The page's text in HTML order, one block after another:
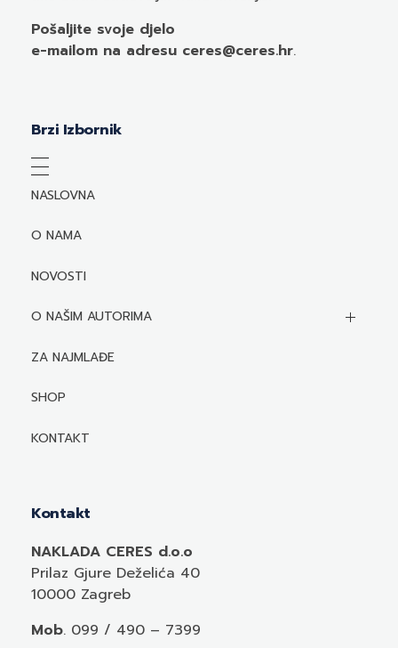
Pošaljite svoje djelo
e-mailom na adresu ceres@ceres.hr.
Brzi Izbornik
NASLOVNA
O NAMA
NOVOSTI
O NAŠIM AUTORIMA
Biografije autora
Mediji o autorima i njihovim naslovima
ZA NAJMLAĐE
SHOP
KONTAKT
Kontakt
NAKLADA CERES d.o.o
Prilaz Gjure Deželića 40
10000 Zagreb
Mob. 099 / 490 – 7399